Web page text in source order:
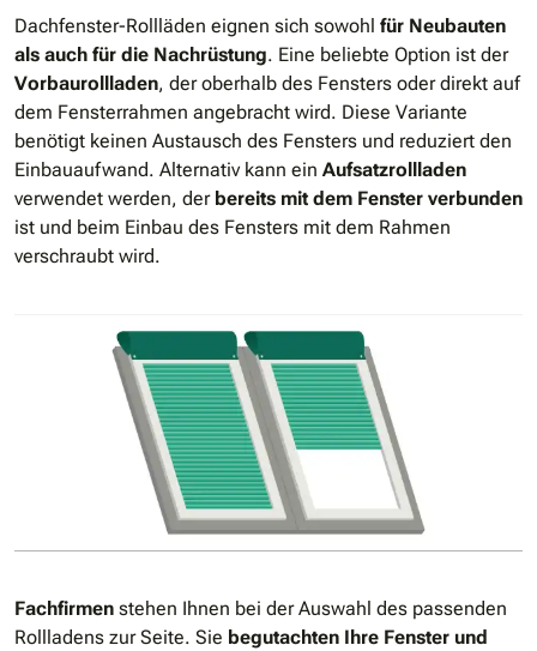
Dachfenster-Rollläden eignen sich sowohl für Neubauten
als auch für die Nachrüstung. Eine beliebte Option ist der
Vorbaurollladen, der oberhalb des Fensters oder direkt auf
dem Fensterrahmen angebracht wird. Diese Variante
benötigt keinen Austausch des Fensters und reduziert den
Einbauaufwand. Alternativ kann ein Aufsatzrollladen
verwendet werden, der bereits mit dem Fenster verbunden
ist und beim Einbau des Fensters mit dem Rahmen
verschraubt wird.
Fachfirmen stehen Ihnen bei der Auswahl des passenden
Rollladens zur Seite. Sie begutachten Ihre Fenster und